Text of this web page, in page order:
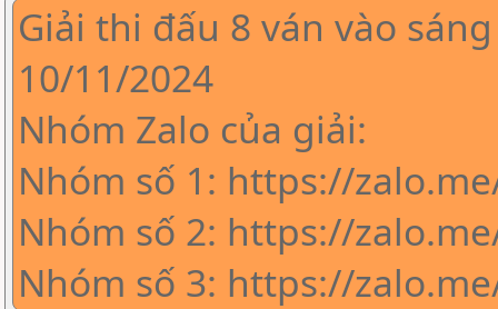
Giải thi đấu 8 ván vào
10/11/2024
Nhóm Zalo của giải:
Nhóm số 1: https://
Nhóm số 2: https://
Nhóm số 3: https://